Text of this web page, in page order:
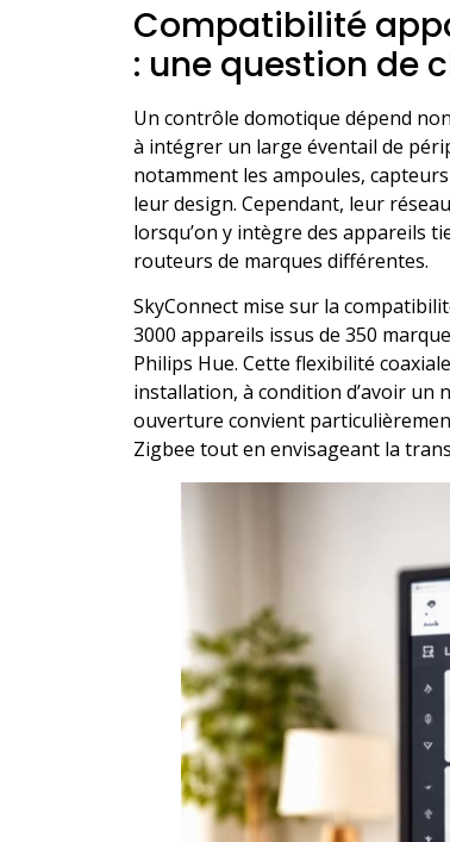
Compatibilité
: une question de
Un contrôle domotique dépend
à intégrer un large éventail de
notamment les ampoules,
leur design. Cependant, leur
lorsqu’on y intègre des appareils
routeurs de marques différentes.
SkyConnect mise sur la
3000 appareils issus de 350
Philips Hue. Cette flexibilité
installation, à condition d’avoir un
ouverture convient
Zigbee tout en envisageant la